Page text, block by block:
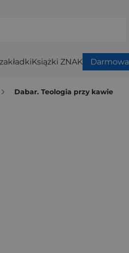
Książki ZNAK
Dabar. Teologia przy kawie